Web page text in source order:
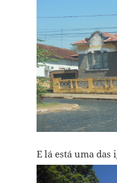
E lá está uma das